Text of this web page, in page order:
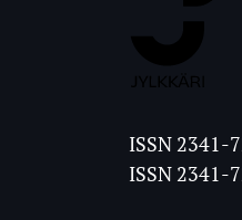
ISSN 2341-
ISSN 2341-